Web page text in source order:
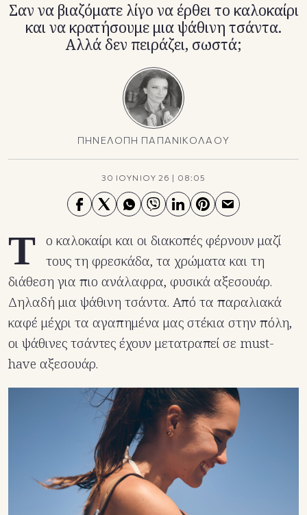
Σαν να βιαζόματε λίγο να έρθει το καλοκαίρι
και να κρατήσουμε μια ψάθινη τσάντα.
Αλλά δεν πειράζει, σωστά;
ΠΗΝΕΛΟΠΗ ΠΑΠΑΝΙΚΟΛΑΟΥ
30 ΙΟΥΝΙΟΥ 26 | 08:05
Τ ο καλοκαίρι και οι διακοπές φέρνουν μαζί
τους τη φρεσκάδα, τα χρώματα και τη
διάθεση για πιο ανάλαφρα, φυσικά αξεσουάρ.
Δηλαδή μια ψάθινη τσάντα. Από τα παραλιακά
καφέ μέχρι τα αγαπημένα μας στέκια στην πόλη,
οι ψάθινες τσάντες έχουν μετατραπεί σε must-
have αξεσουάρ.